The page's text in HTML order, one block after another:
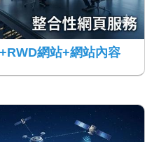
網站+網站內容